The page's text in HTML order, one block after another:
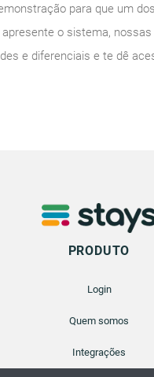
para que um
o sistema, nossas
e diferenciais e te dê
PRODUTO
Login
Quem somos
Integrações